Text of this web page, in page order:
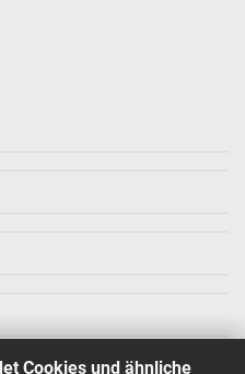
Cookies und ähnliche